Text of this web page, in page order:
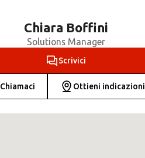
Chiara Boffini
Solutions Manager
Scrivici
Chiamaci Ottieni indicazioni